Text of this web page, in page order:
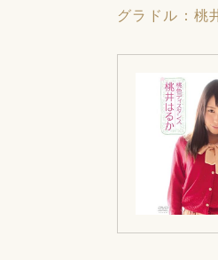
グラドル：桃